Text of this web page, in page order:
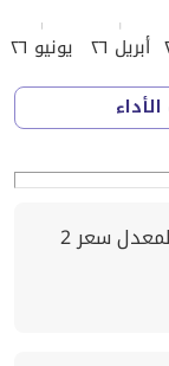
أبريل ٢٦ يونيو ٢٦
سعر2